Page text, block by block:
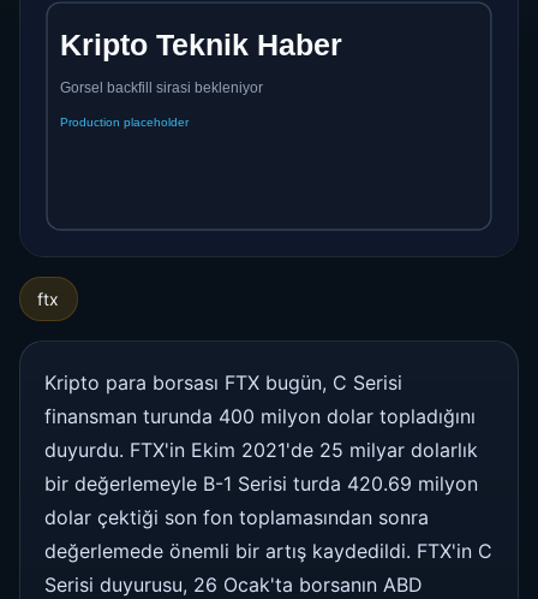
ftx
Kripto para borsası FTX bugün, C Serisi
finansman turunda 400 milyon dolar topladığını
duyurdu. FTX'in Ekim 2021'de 25 milyar dolarlık
bir değerlemeyle B-1 Serisi turda 420.69 milyon
dolar çektiği son fon toplamasından sonra
değerlemede önemli bir artış kaydedildi. FTX'in C
Serisi duyurusu, 26 Ocak'ta borsanın ABD